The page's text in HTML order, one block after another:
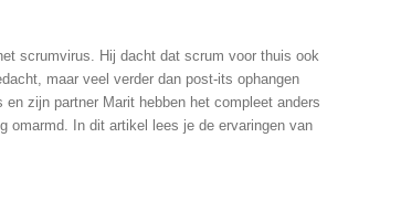
scrumvirus. Hij dacht dat scrum voor thuis ook
maar veel verder dan post-its ophangen
zijn partner Marit hebben het compleet anders
omarmd. In dit artikel lees je de ervaringen van